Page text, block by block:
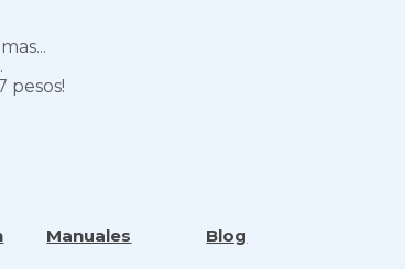
pesos!
Manuales Blog